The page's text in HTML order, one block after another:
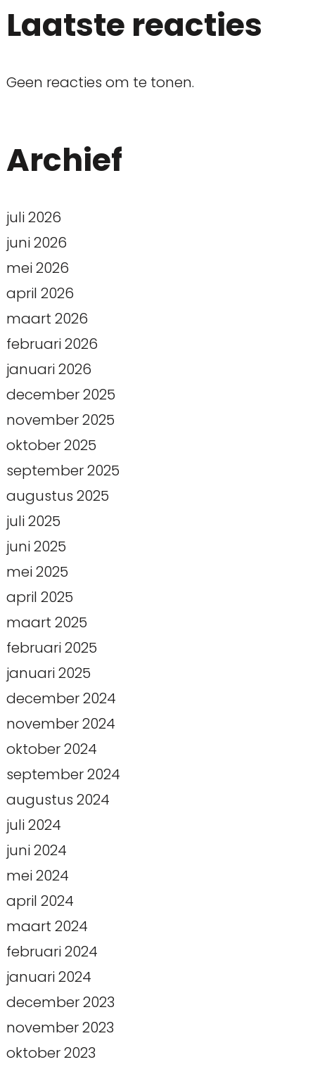
Laatste reacties
Geen reacties om te tonen.
Archief
juli 2026
juni 2026
mei 2026
april 2026
maart 2026
februari 2026
januari 2026
december 2025
november 2025
oktober 2025
september 2025
augustus 2025
juli 2025
juni 2025
mei 2025
april 2025
maart 2025
februari 2025
januari 2025
december 2024
november 2024
oktober 2024
september 2024
augustus 2024
juli 2024
juni 2024
mei 2024
april 2024
maart 2024
februari 2024
januari 2024
december 2023
november 2023
oktober 2023